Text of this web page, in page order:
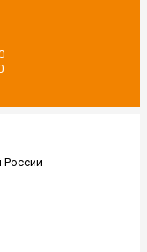
России